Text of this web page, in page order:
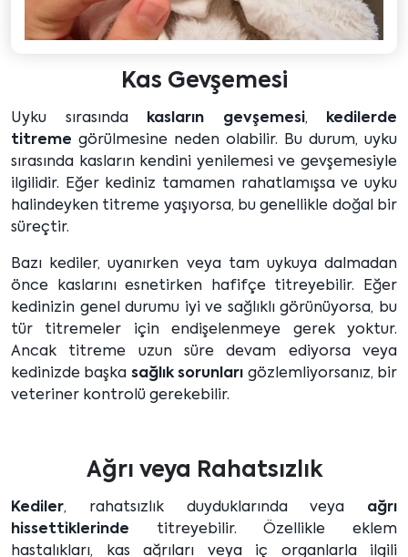
Kas Gevşemesi
Uyku sırasında kasların gevşemesi,
kedilerde
titreme görülmesine neden olabilir. Bu durum, uyku
sırasında kasların kendini yenilemesi ve gevşemesiyle
ilgilidir. Eğer kediniz tamamen rahatlamışsa ve uyku
halindeyken titreme yaşıyorsa, bu genellikle doğal bir
süreçtir.
Bazı kediler, uyanırken veya tam uykuya dalmadan
önce kaslarını esnetirken hafifçe titreyebilir. Eğer
kedinizin genel durumu iyi ve sağlıklı görünüyorsa, bu
tür titremeler için endişelenmeye gerek yoktur.
Ancak titreme uzun süre devam ediyorsa veya
kedinizde başka sağlık sorunları gözlemliyorsanız, bir
veteriner kontrolü gerekebilir.
Ağrı veya Rahatsızlık
Kediler, rahatsızlık duyduklarında veya ağrı
hissettiklerinde titreyebilir. Özellikle eklem
hastalıkları, kas ağrıları veya iç organlarla ilgili